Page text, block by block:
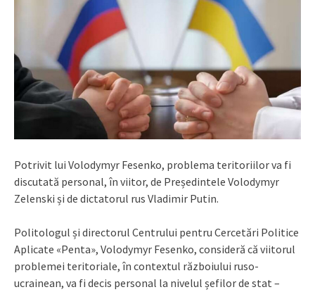
Potrivit lui Volodymyr Fesenko, problema teritoriilor va fi
discutată personal, în viitor, de Președintele Volodymyr
Zelenski și de dictatorul rus Vladimir Putin.
Politologul și directorul Centrului pentru Cercetări Politice
Aplicate «Penta», Volodymyr Fesenko, consideră că viitorul
problemei teritoriale, în contextul războiului ruso-
ucrainean, va fi decis personal la nivelul șefilor de stat –